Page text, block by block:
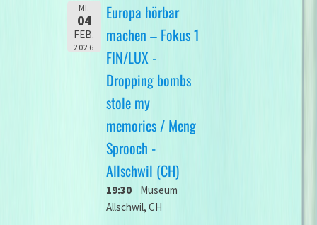
MI.
04
FEB.
2026
Europa hörbar
machen – Fokus 1
FIN/LUX -
Dropping bombs
stole my
memories / Meng
Sprooch -
Allschwil (CH)
19:30
Museum
Allschwil, CH